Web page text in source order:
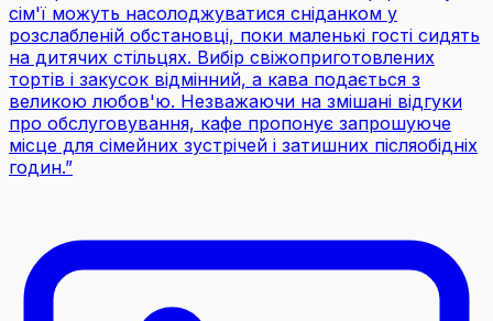
сім'ї можуть насолоджуватися сніданком у
розслабленій обстановці, поки маленькі гості сидять
на дитячих стільцях. Вибір свіжоприготовлених
тортів і закусок відмінний, а кава подається з
великою любов'ю. Незважаючи на змішані відгуки
про обслуговування, кафе пропонує запрошуюче
місце для сімейних зустрічей і затишних післяобідніх
годин.”